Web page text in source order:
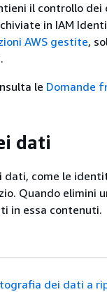
il controllo
in IAM
AWS gestite,
le Domande
dati
dati, come le
Quando elimini
in essa contenuti.
dei dati a